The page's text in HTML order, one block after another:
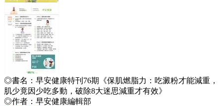
◎書名：早安健康特刊76期《保肌燃脂力：吃澱粉才能減重，
肌少竟因少吃多動，破除8大迷思減重才有效》
◎作者：早安健康編輯部